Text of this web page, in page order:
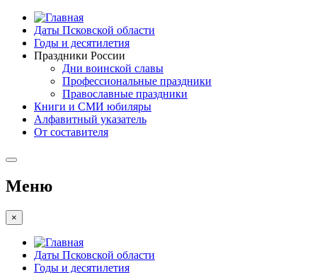
Даты Псковской области
Годы и десятилетия
Праздники России
Дни воинской славы
Профессиональные праздники
Православные праздники
Книги и СМИ юбиляры
Алфавитный указатель
От составителя
Меню
×
Даты Псковской области
Годы и десятилетия